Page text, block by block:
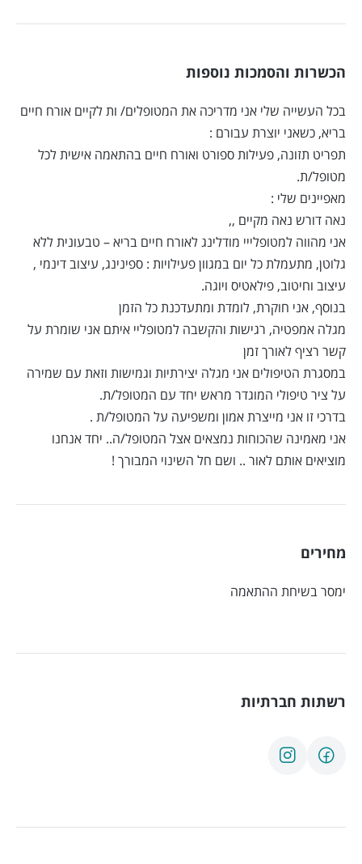
הכשרות והסמכות נוספות
בכל העשייה שלי אני מדריכה את המטופלים/ ות לקיים אורח חיים
בריא, כשאני יוצרת עבורם :
תפריט תזונה, פעילות ספורט ואורח חיים בהתאמה אישית לכל
מטופל/ת.
מאפיינים שלי :
נאה דורש נאה מקיים ,,
אני מהווה למטופלייי מודלינג לאורח חיים בריא – טבעונית ללא
גלוטן, מתעמלת כל יום במגוון פעילויות : ספינינג, עיצוב דינמי ,
עיצוב וחיטוב, פילאטיס ויוגה.
בנוסף, אני חוקרת, לומדת ומתעדכנת כל הזמן
מגלה אמפטיה, רגישות והקשבה למטופליי איתם אני שומרת על
קשר רציף לאורך זמן
במסגרת הטיפולים אני מגלה יצירתיות וגמישות וזאת עם שמירה
על ציר טיפולי המוגדר מראש יחד עם המטופל/ת.
בדרכי זו אני מייצרת אמון ומשפיעה על המטופל/ת .
אני מאמינה שהכוחות נמצאים אצל המטופל/ה.. יחד אנחנו
מוציאים אותם לאור .. ושם חל השינוי המבורך !
מחירים
ימסר בשיחת ההתאמה
רשתות חברתיות